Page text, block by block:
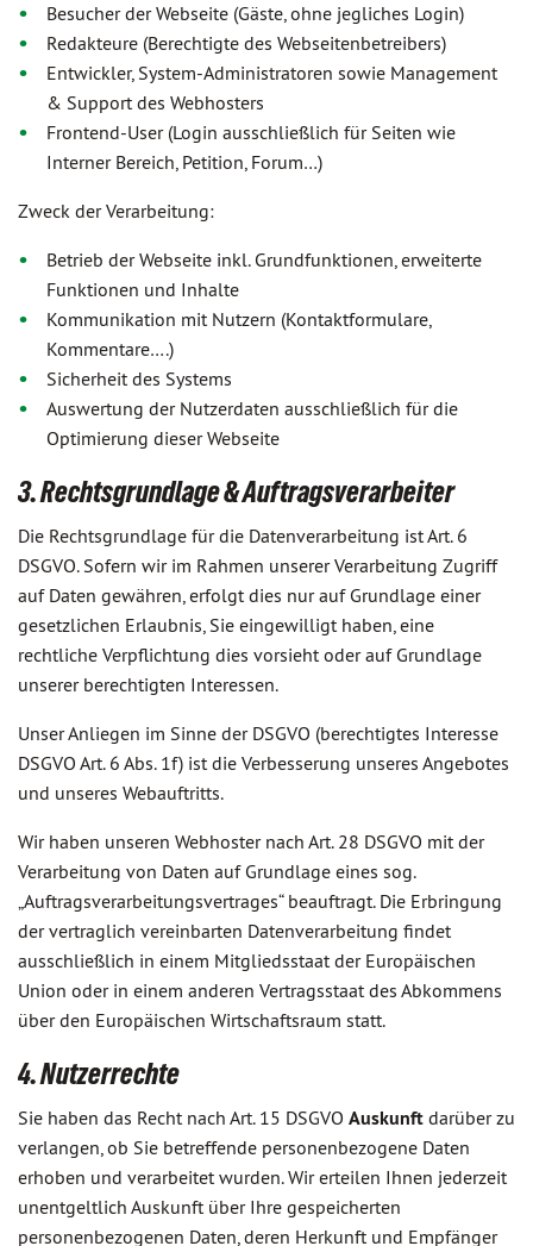
Besucher der Webseite (Gäste, ohne jegliches Login)
Redakteure (Berechtigte des Webseitenbetreibers)
Entwickler, System-Administratoren sowie Management
& Support des Webhosters
Frontend-User (Login ausschließlich für Seiten wie
Interner Bereich, Petition, Forum…)
Zweck der Verarbeitung:
Betrieb der Webseite inkl. Grundfunktionen, erweiterte
Funktionen und Inhalte
Kommunikation mit Nutzern (Kontaktformulare,
Kommentare….)
Sicherheit des Systems
Auswertung der Nutzerdaten ausschließlich für die
Optimierung dieser Webseite
3. Rechtsgrundlage & Auftragsverarbeiter
Die Rechtsgrundlage für die Datenverarbeitung ist Art. 6
DSGVO. Sofern wir im Rahmen unserer Verarbeitung Zugriff
auf Daten gewähren, erfolgt dies nur auf Grundlage einer
gesetzlichen Erlaubnis, Sie eingewilligt haben, eine
rechtliche Verpflichtung dies vorsieht oder auf Grundlage
unserer berechtigten Interessen.
Unser Anliegen im Sinne der DSGVO (berechtigtes Interesse
DSGVO Art. 6 Abs. 1f) ist die Verbesserung unseres Angebotes
und unseres Webauftritts.
Wir haben unseren Webhoster nach Art. 28 DSGVO mit der
Verarbeitung von Daten auf Grundlage eines sog.
„Auftragsverarbeitungsvertrages“ beauftragt. Die Erbringung
der vertraglich vereinbarten Datenverarbeitung findet
ausschließlich in einem Mitgliedsstaat der Europäischen
Union oder in einem anderen Vertragsstaat des Abkommens
über den Europäischen Wirtschaftsraum statt.
4. Nutzerrechte
Sie haben das Recht nach Art. 15 DSGVO Auskunft darüber zu
verlangen, ob Sie betreffende personenbezogene Daten
erhoben und verarbeitet wurden. Wir erteilen Ihnen jederzeit
unentgeltlich Auskunft über Ihre gespeicherten
personenbezogenen Daten, deren Herkunft und Empfänger